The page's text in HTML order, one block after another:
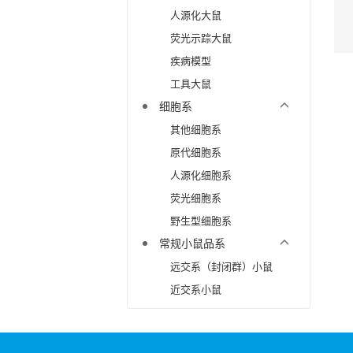
人源化大鼠
荧光示踪大鼠
疾病模型
工具大鼠
细胞系
其他细胞系
原代细胞系
人源化细胞系
荧光细胞系
野生型细胞系
常规小鼠品系
远交系（封闭群）小鼠
近交系小鼠